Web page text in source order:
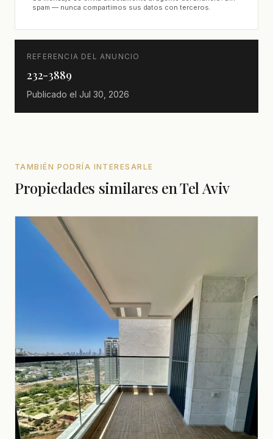
spam — nunca compartimos sus datos con terceros.
REFERENCIA DEL ANUNCIO
232-3889
Publicado el Jul 30, 2026
TAMBIÉN PODRÍA INTERESARLE
Propiedades similares en Tel Aviv